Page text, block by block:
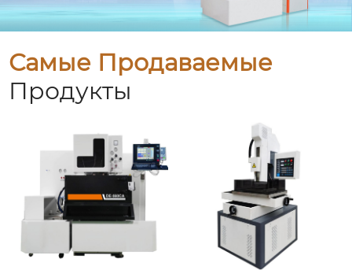
Самые Продаваемые
Продукты